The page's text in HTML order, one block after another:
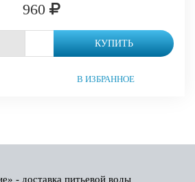
960
КУПИТЬ
В ИЗБРАННОЕ